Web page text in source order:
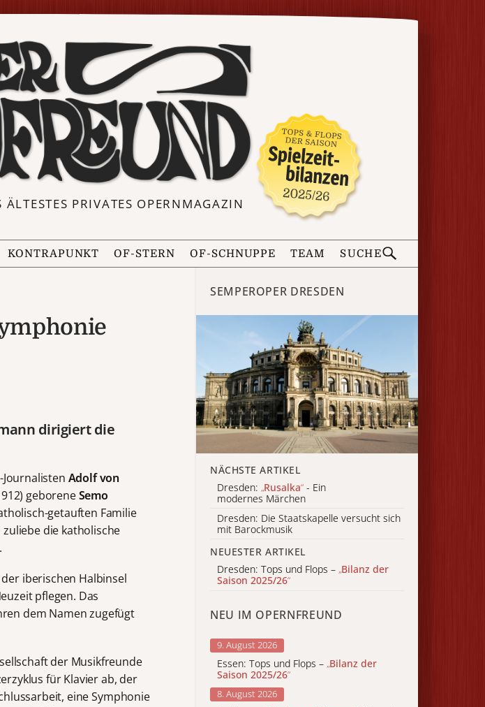
PRIVATES OPERNMAGAZIN
KONTRAPUNKT OF-STERN OF-SCHNUPPE TEAM SUCHE
dirigiert die
Adolf von
geboreneSemo
getauften Familie
die katholische
iberischen Halbinsel
pflegen. Das
dem Namen zugefügt
der Musikfreunde
für Klavier ab, der
eine Symphonie
SEMPEROPER DRESDEN
NÄCHSTE ARTIKEL
Dresden: „Rusalka“ - Ein
modernes Märchen
Dresden: Die Staatskapelle versucht sich
mit Barockmusik
NEUESTER ARTIKEL
Dresden: Tops und Flops – „Bilanz der
Saison 2025/26“
NEU IM OPERNFREUND
9. August 2026
Essen: Tops und Flops – „Bilanz der
Saison 2025/26“
8. August 2026